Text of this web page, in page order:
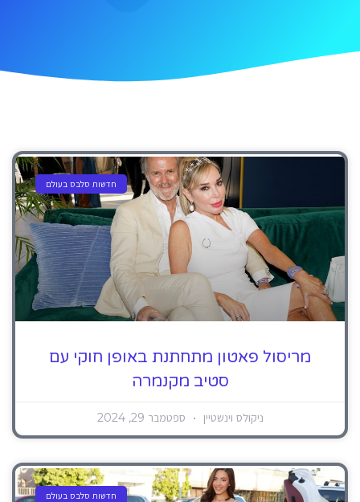
חדשות סלבס בעולם
מריסול פאטון מתחתנת באופן חוקי עם
סטיב מקנמרה
ניקולס וינשטיין ספטמבר 29, 2024
חדשות סלבס בעולם